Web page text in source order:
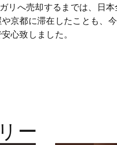
リへ売却するまでは、日
京都に滞在したことも、
心致しました。
ー